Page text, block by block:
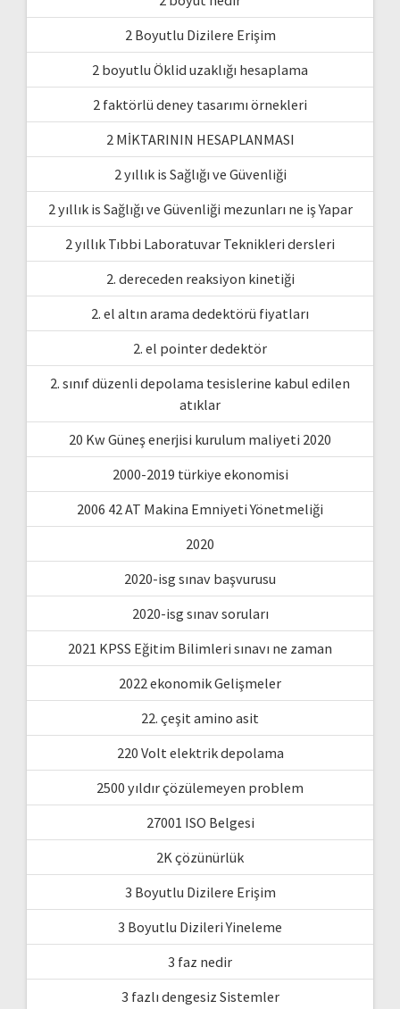
2 Boyutlu Dizilere Erişim
2 boyutlu Öklid uzaklığı hesaplama
2 faktörlü deney tasarımı örnekleri
2 MİKTARININ HESAPLANMASI
2 yıllık is Sağlığı ve Güvenliği
2 yıllık is Sağlığı ve Güvenliği mezunları ne iş Yapar
2 yıllık Tıbbi Laboratuvar Teknikleri dersleri
2. dereceden reaksiyon kinetiği
2. el altın arama dedektörü fiyatları
2. el pointer dedektör
2. sınıf düzenli depolama tesislerine kabul edilen
atıklar
20 Kw Güneş enerjisi kurulum maliyeti 2020
2000-2019 türkiye ekonomisi
2006 42 AT Makina Emniyeti Yönetmeliği
2020
2020-isg sınav başvurusu
2020-isg sınav soruları
2021 KPSS Eğitim Bilimleri sınavı ne zaman
2022 ekonomik Gelişmeler
22. çeşit amino asit
220 Volt elektrik depolama
2500 yıldır çözülemeyen problem
27001 ISO Belgesi
2K çözünürlük
3 Boyutlu Dizilere Erişim
3 Boyutlu Dizileri Yineleme
3 faz nedir
3 fazlı dengesiz Sistemler